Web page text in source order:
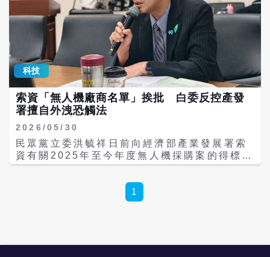
科技
索資「無人機廠商名單」挨批 白委反控產發
署擅自外洩恐觸法
2026/05/30
民眾黨立委洪毓祥日前向經濟部產業發展署索
資有關2025年至今年度無人機採購案的得標廠
商名單，要求詳列產品結構及定位晶片等關鍵
稱，洪毓祥索資上述資訊，恐暴露政府採購無
人機的弱點、成為國安漏洞。對此，洪毓祥強
1